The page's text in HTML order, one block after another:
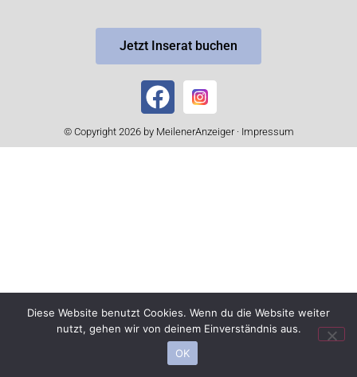
Jetzt Inserat buchen
© Copyright 2026 by MeilenerAnzeiger · Impressum
Diese Website benutzt Cookies. Wenn du die Website weiter
nutzt, gehen wir von deinem Einverständnis aus.
OK